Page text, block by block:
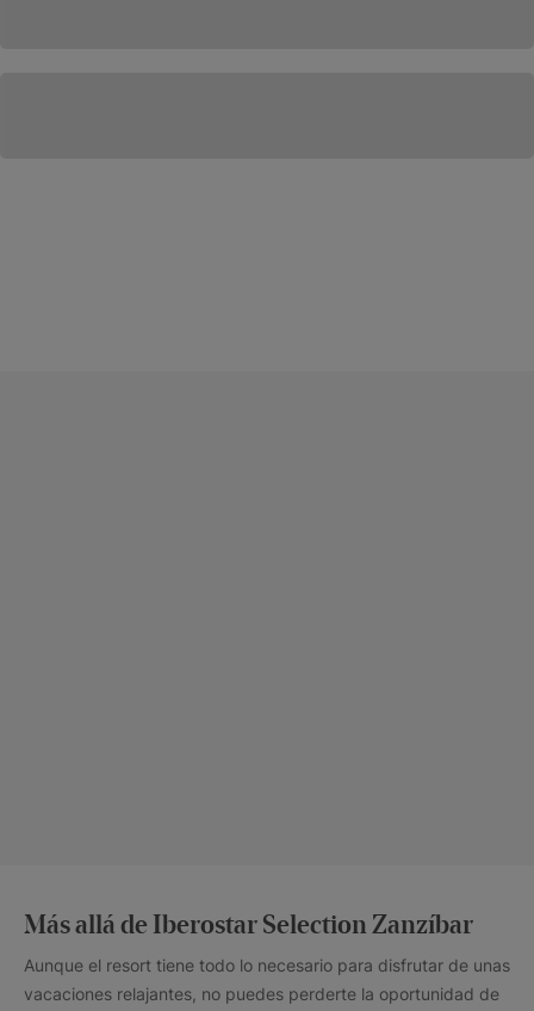
Más allá de Iberostar Selection Zanzíbar
Aunque el resort tiene todo lo necesario para disfrutar de unas
vacaciones relajantes, no puedes perderte la oportunidad de